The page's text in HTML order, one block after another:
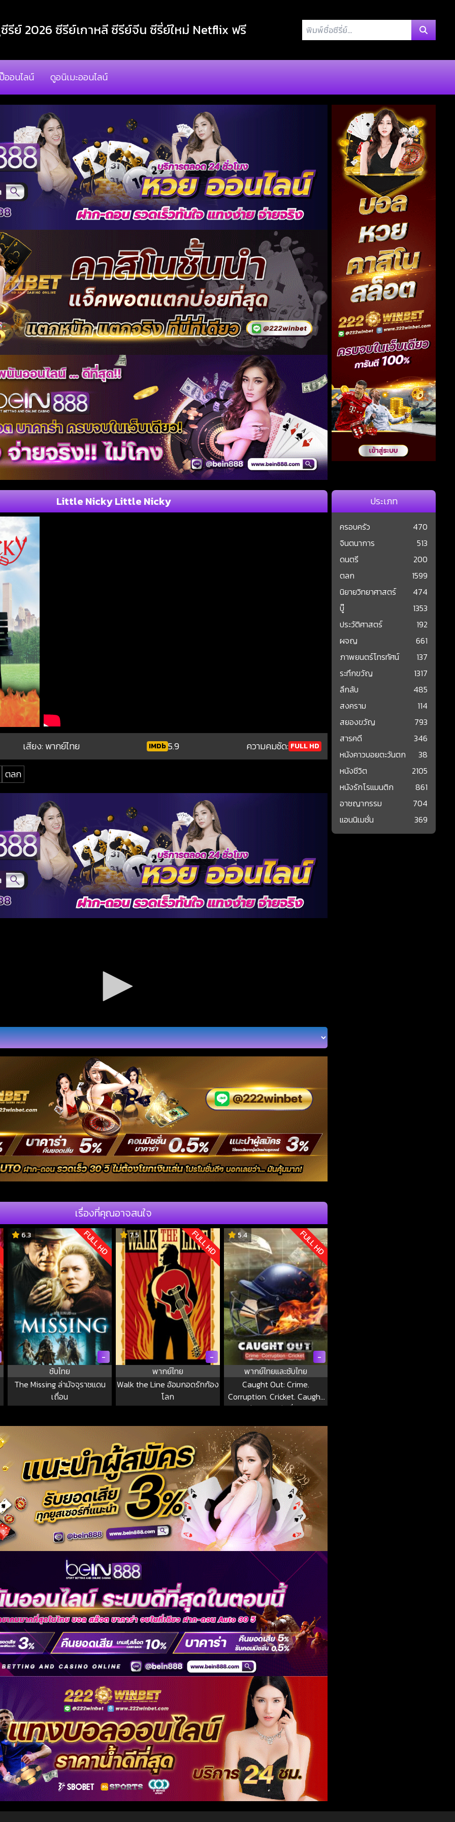
รีย์ 2026 ซีรีย์เกาหลี ซีรีย์จีน ซีรี่ย์ใหม่ Netflix ฟรี
พิมพ์
ชื่อ
รี่
ออนไลน์ ดูอนิเมะออนไลน์
Little Nicky Little Nicky
เสียง: พากย์ไทย IMDb5.9 ความคมชัด: FULL HD
ตลก
ประเภท
ครอบครัว
470
จินตนาการ
513
ดนตรี
200
ตลก
1599
นิยายวิทยาศาสตร์
474
บู๊
1353
ประวัติศาสตร์
192
ผจญ
661
ภาพยนตร์โทรทัศน์
137
ระทึกขวัญ
1317
ลึกลับ
485
สงคราม
114
สยองขวัญ
793
สารคดี
346
หนังคาวบอยตะวันตก
38
หนังชีวิต
2105
หนังรักโรแมนติก
861
อาชญากรรม
704
แอนนิเมชั่น
369
เรื่องที่คุณอาจสนใจ
6.3 FULL HD
-
ซับไทย
The Missing ล่ามัจจุราชแดน
เถื่อน
7.5 FULL HD
-
พากย์ไทย
Walk the Line อ้อมกอดรักก้อง
โลก
5.4 FULL HD
-
พากย์ไทยและซับไทย
Caught Out: Crime.
Corruption. Cricket. Caught
Out: คดีความ คอรัปชั่น คริกเกต